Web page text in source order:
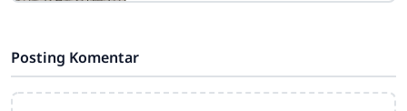
Posting Komentar